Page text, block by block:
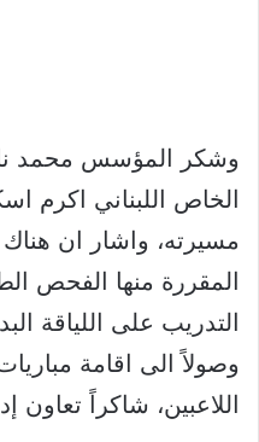
وشكر المؤسس محمد
الخاص اللبناني اكرم
مسيرته، واشار ان
المقررة منها الفحص
التدريب على اللياقة
وصولاً الى اقامة
اللاعبين، شاكراً تعاون